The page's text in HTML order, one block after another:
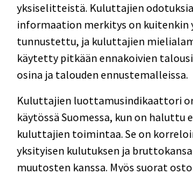
yksiselitteistä. Kuluttajien
informaation merkitys on kuitenkin
tunnustettu, ja kuluttajien
käytetty pitkään ennakoivien
osina ja talouden ennustemalleissa.
Kuluttajien luottamusindikaattori
käytössä Suomessa, kun on haluttu
kuluttajien toimintaa. Se on
yksityisen kulutuksen ja
muutosten kanssa. Myös suorat